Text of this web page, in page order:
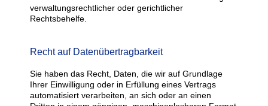
verwaltungsrechtlicher oder gerichtlicher
Rechtsbehelfe.
Recht auf Datenübertragbarkeit
Sie haben das Recht, Daten, die wir auf Grundlage
Ihrer Einwilligung oder in Erfüllung eines Vertrags
automatisiert verarbeiten, an sich oder an einen